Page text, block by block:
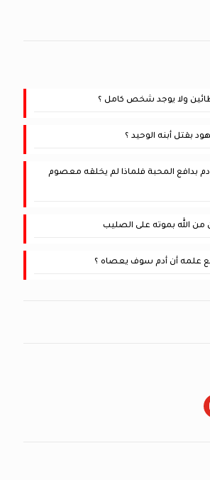
ولا يوجد شخص كامل ؟
بقتل أبنه الوحيد ؟
أدم بدافع المحبة فلماذا لم يخلقه معصوم
الله بموته على الصليب
مع علمه أن أدم سوف يعصاه ؟